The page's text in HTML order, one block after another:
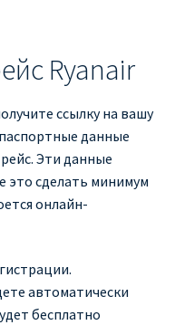
Ryanair
ссылку на вашу
данные
Эти данные
это сделать минимум
онлайн-
автоматически
бесплатно